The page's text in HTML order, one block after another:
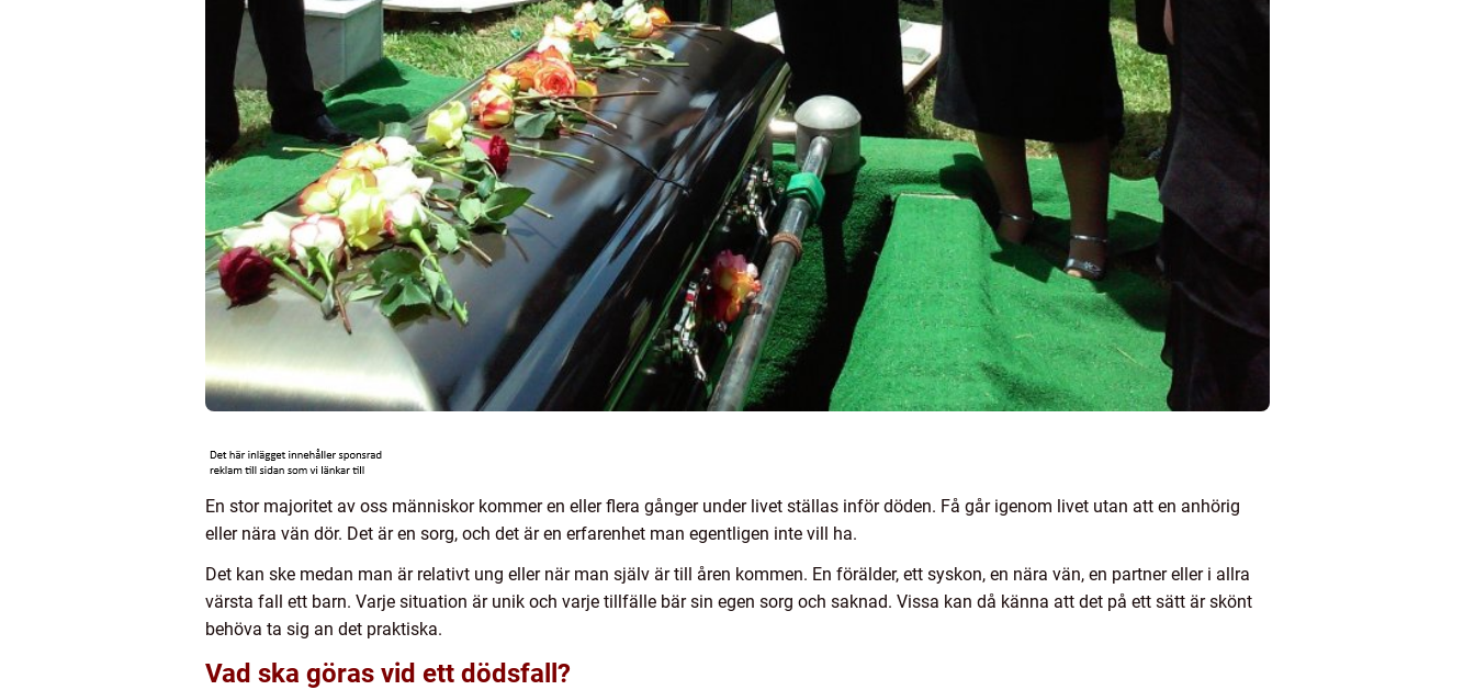
En stor majoritet av oss människor kommer en eller flera gånger under livet ställas inför döden. Få går igenom livet utan att en anhörig
eller nära vän dör. Det är en sorg, och det är en erfarenhet man egentligen inte vill ha.
Det kan ske medan man är relativt ung eller när man själv är till åren kommen. En förälder, ett syskon, en nära vän, en partner eller i allra
värsta fall ett barn. Varje situation är unik och varje tillfälle bär sin egen sorg och saknad. Vissa kan då känna att det på ett sätt är skönt
behöva ta sig an det praktiska.
Vad ska göras vid ett dödsfall?